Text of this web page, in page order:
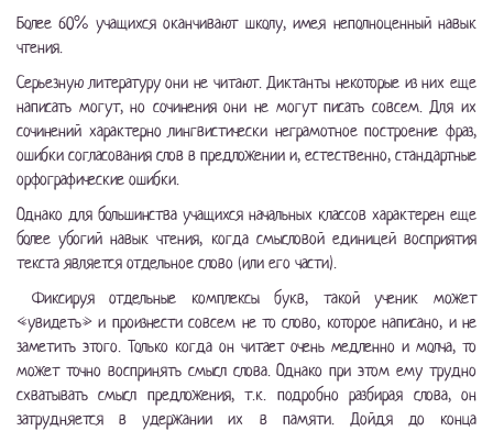
Более 60% учащихся оканчивают школу, имея неполноценный навык
чтения.
Серьезную литературу они не читают. Диктанты некоторые из них еще
написать могут, но сочинения они не могут писать совсем. Для их
сочинений характерно лингвистически неграмотное построение фраз,
ошибки согласования слов в предложении и, естественно, стандартные
орфографические ошибки.
Однако для большинства учащихся начальных классов характерен еще
более убогий навык чтения, когда смысловой единицей восприятия
текста является отдельное слово (или его части).
Фиксируя отдельные комплексы букв, такой ученик может
«увидеть» и произнести совсем не то слово, которое написано, и не
заметить этого. Только когда он читает очень медленно и молча, то
может точно воспринять смысл слова. Однако при этом ему трудно
схватывать смысл предложения, т.к. подробно разбирая слова, он
затрудняется в удержании их в памяти. Дойдя до конца